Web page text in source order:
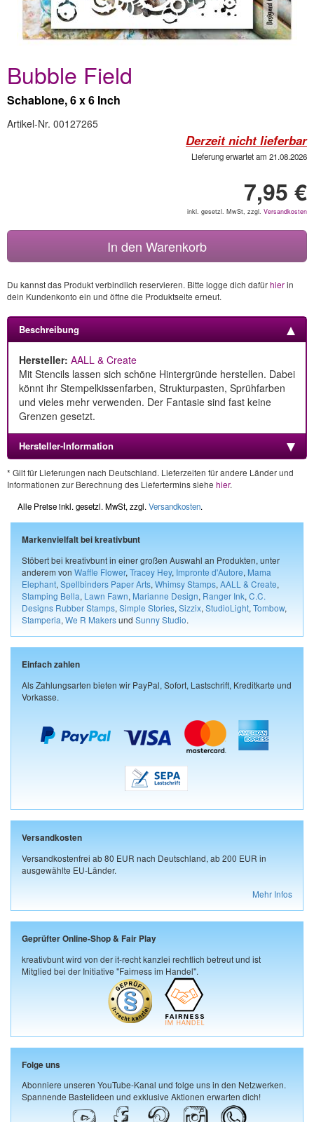
Bubble Field
Schablone, 6 x 6 Inch
Artikel-Nr. 00127265
Derzeit nicht lieferbar
Lieferung erwartet am 21.08.2026
7,95 €
inkl. gesetzl. MwSt, zzgl. Versandkosten
In den Warenkorb
Du kannst das Produkt verbindlich reservieren. Bitte logge dich dafürhierin
dein Kundenkonto ein und öffne die Produktseite erneut.
Beschreibung
Hersteller: AALL & Create
Mit Stencils lassen sich schöne Hintergründe herstellen. Dabei
könnt ihr Stempelkissenfarben, Strukturpasten, Sprühfarben
und vieles mehr verwenden. Der Fantasie sind fast keine
Grenzen gesetzt.
Hersteller-Information
* Gilt für Lieferungen nach Deutschland. Lieferzeiten für andere Länder und
Informationen zur Berechnung des Liefertermins siehe hier.
Alle Preise inkl. gesetzl. MwSt, zzgl. Versandkosten.
Markenvielfalt bei kreativbunt
Stöbert bei kreativbunt in einer großen Auswahl an Produkten, unter
anderem von Waffle Flower, Tracey Hey, Impronte d'Autore, Mama
Elephant, Spellbinders Paper Arts, Whimsy Stamps, AALL & Create,
Stamping Bella, Lawn Fawn, Marianne Design, Ranger Ink, C.C.
Designs Rubber Stamps, Simple Stories, Sizzix, StudioLight, Tombow,
Stamperia, We R Makersund Sunny Studio.
Einfach zahlen
Als Zahlungsarten bieten wir PayPal, Sofort, Lastschrift, Kreditkarte und
Vorkasse.
Versandkosten
Versandkostenfrei ab 80 EUR nach Deutschland, ab 200 EUR in
ausgewählte EU-Länder.
Mehr Infos
Geprüfter Online-Shop & Fair Play
kreativbunt wird von der it-recht kanzlei rechtlich betreut und ist
Mitglied bei der Initiative "Fairness im Handel".
Folge uns
Abonniere unseren YouTube-Kanal und folge uns in den Netzwerken.
Spannende Bastelideen und exklusive Aktionen erwarten dich!